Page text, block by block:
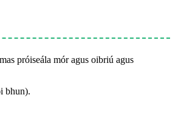
próiseála mór agus oibriú agus
bhun).